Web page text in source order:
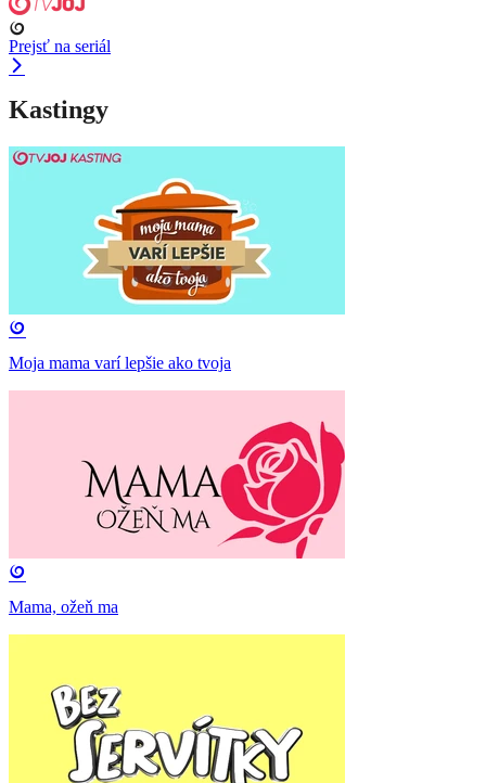
Prejsť na seriál
Kastingy
Moja mama varí lepšie ako tvoja
Mama, ožeň ma